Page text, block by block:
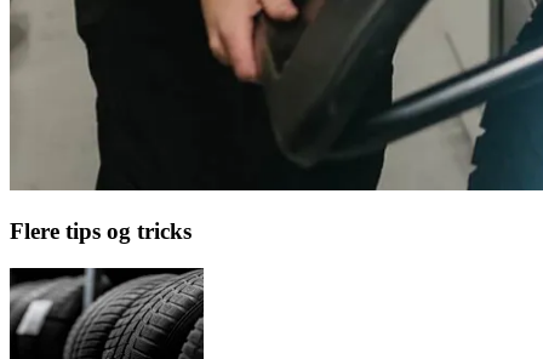
Flere tips og tricks